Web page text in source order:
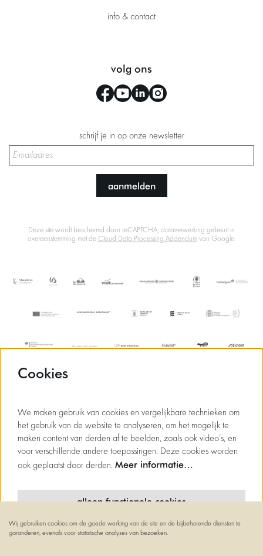
info & contact
volg ons
schrijf je in op onze newsletter
aanmelden
Deze site wordt beschermd door reCAPTCHA, dataverwerking gebeurt in
overeenstemming met de Cloud Data Processing Addendumvan Google.
Cookies
We maken gebruik van cookies en vergelijkbare technieken om
het gebruik van de website te analyseren, om het mogelijk te
maken content van derden af te beelden, zoals ook video’s, en
voor verschillende andere toepassingen. Deze cookies worden
ook geplaatst door derden. Meer informatie…
alleen functionele cookies
minimale cookies
Wij gebruiken cookies om de goede werking van de site en de bijbehorende diensten te
garanderen, evenals voor statistische analyses van bezoeken.